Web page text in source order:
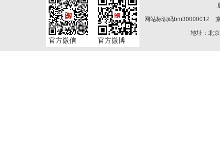
网站标识码bm30000012
地址：北
官方微信 官方微博